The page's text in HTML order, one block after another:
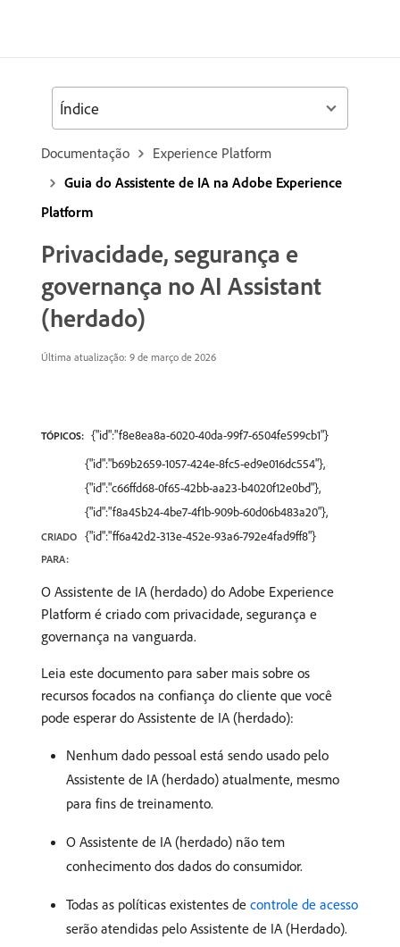
Documentação
Experience Platform
Guia do Assistente de IA na Adobe Experience
Platform
Privacidade, segurança e
governança no AI Assistant
(herdado)
Última atualização: 9 de março de 2026
TÓPICOS: {"id":"f8e8ea8a-6020-40da-99f7-6504fe599cb1"}
CRIADO
PARA:
{"id":"b69b2659-1057-424e-8fc5-ed9e016dc554"},
{"id":"c66ffd68-0f65-42bb-aa23-b4020f12e0bd"},
{"id":"f8a45b24-4be7-4f1b-909b-60d06b483a20"},
{"id":"ff6a42d2-313e-452e-93a6-792e4fad9ff8"}
O Assistente de IA (herdado) do Adobe Experience
Platform é criado com privacidade, segurança e
governança na vanguarda.
Leia este documento para saber mais sobre os
recursos focados na confiança do cliente que você
pode esperar do Assistente de IA (herdado):
Nenhum dado pessoal está sendo usado pelo
Assistente de IA (herdado) atualmente, mesmo
para fins de treinamento.
O Assistente de IA (herdado) não tem
conhecimento dos dados do consumidor.
Todas as políticas existentes de controle de acesso
serão atendidas pelo Assistente de IA (Herdado).
Índice